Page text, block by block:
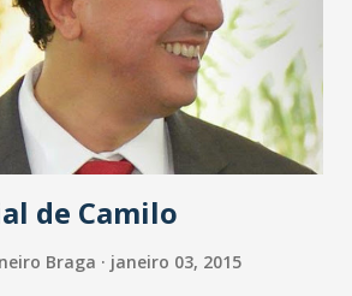
de Camilo
Braga janeiro 03, 2015